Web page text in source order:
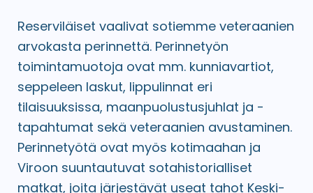
Reserviläiset vaalivat sotiemme veteraanien
arvokasta perinnettä. Perinnetyön
toimintamuotoja ovat mm. kunniavartiot,
seppeleen laskut, lippulinnat eri
tilaisuuksissa, maanpuolustusjuhlat ja -
tapahtumat sekä veteraanien avustaminen.
Perinnetyötä ovat myös kotimaahan ja
Viroon suuntautuvat sotahistorialliset
matkat, joita järjestävät useat tahot Keski-